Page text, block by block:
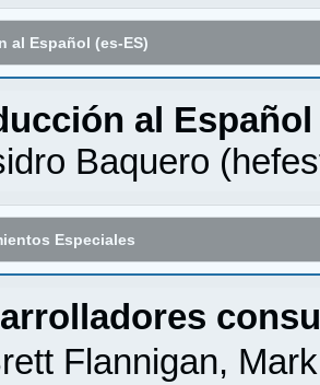
al Español (es-ES)
al Español
Baquero (
Especiales
Flannigan,